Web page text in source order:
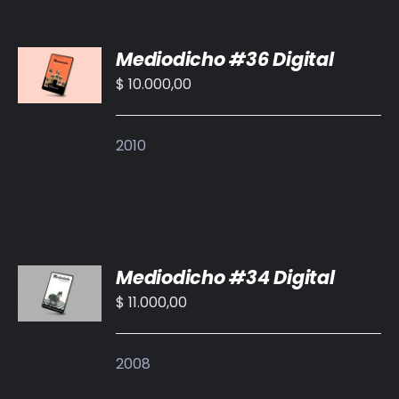
AL
CARRITO
/
Mediodicho #36 Digital
$ 10.000,00
2010
AL
CARRITO
/
Mediodicho #34 Digital
$ 11.000,00
2008